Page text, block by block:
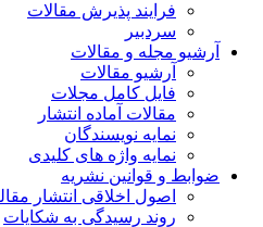
فرایند پذیرش مقالات
سردبیر
آرشیو مجله و مقالات
آرشیو مقالات
فایل کامل مجلات
مقالات آماده انتشار
نمایه نویسندگان
نمایه واژه های کلیدی
ضوابط و قوانین نشریه
اصول اخلاقی انتشار مقاله
روند رسیدگی به شکایات